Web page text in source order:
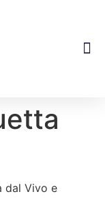
dal Vivo e